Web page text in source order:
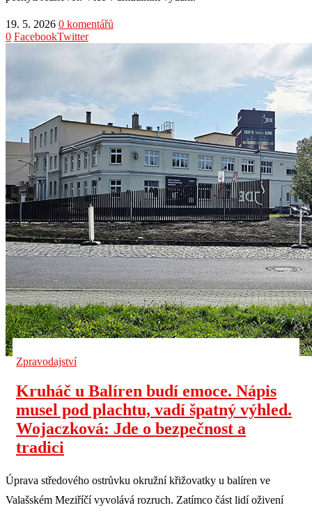
19. 5. 2026 0 komentářů
0 FacebookTwitter
Zpravodajství
Kruháč u Balíren budí emoce. Nápis
musel pod plachtu, vadí špatný výhled.
Wojaczková: Jde o bezpečnost a
tradici
Úprava středového ostrůvku okružní křižovatky u balíren ve
Valašském Meziříčí vyvolává rozruch. Zatímco část lidí oživení